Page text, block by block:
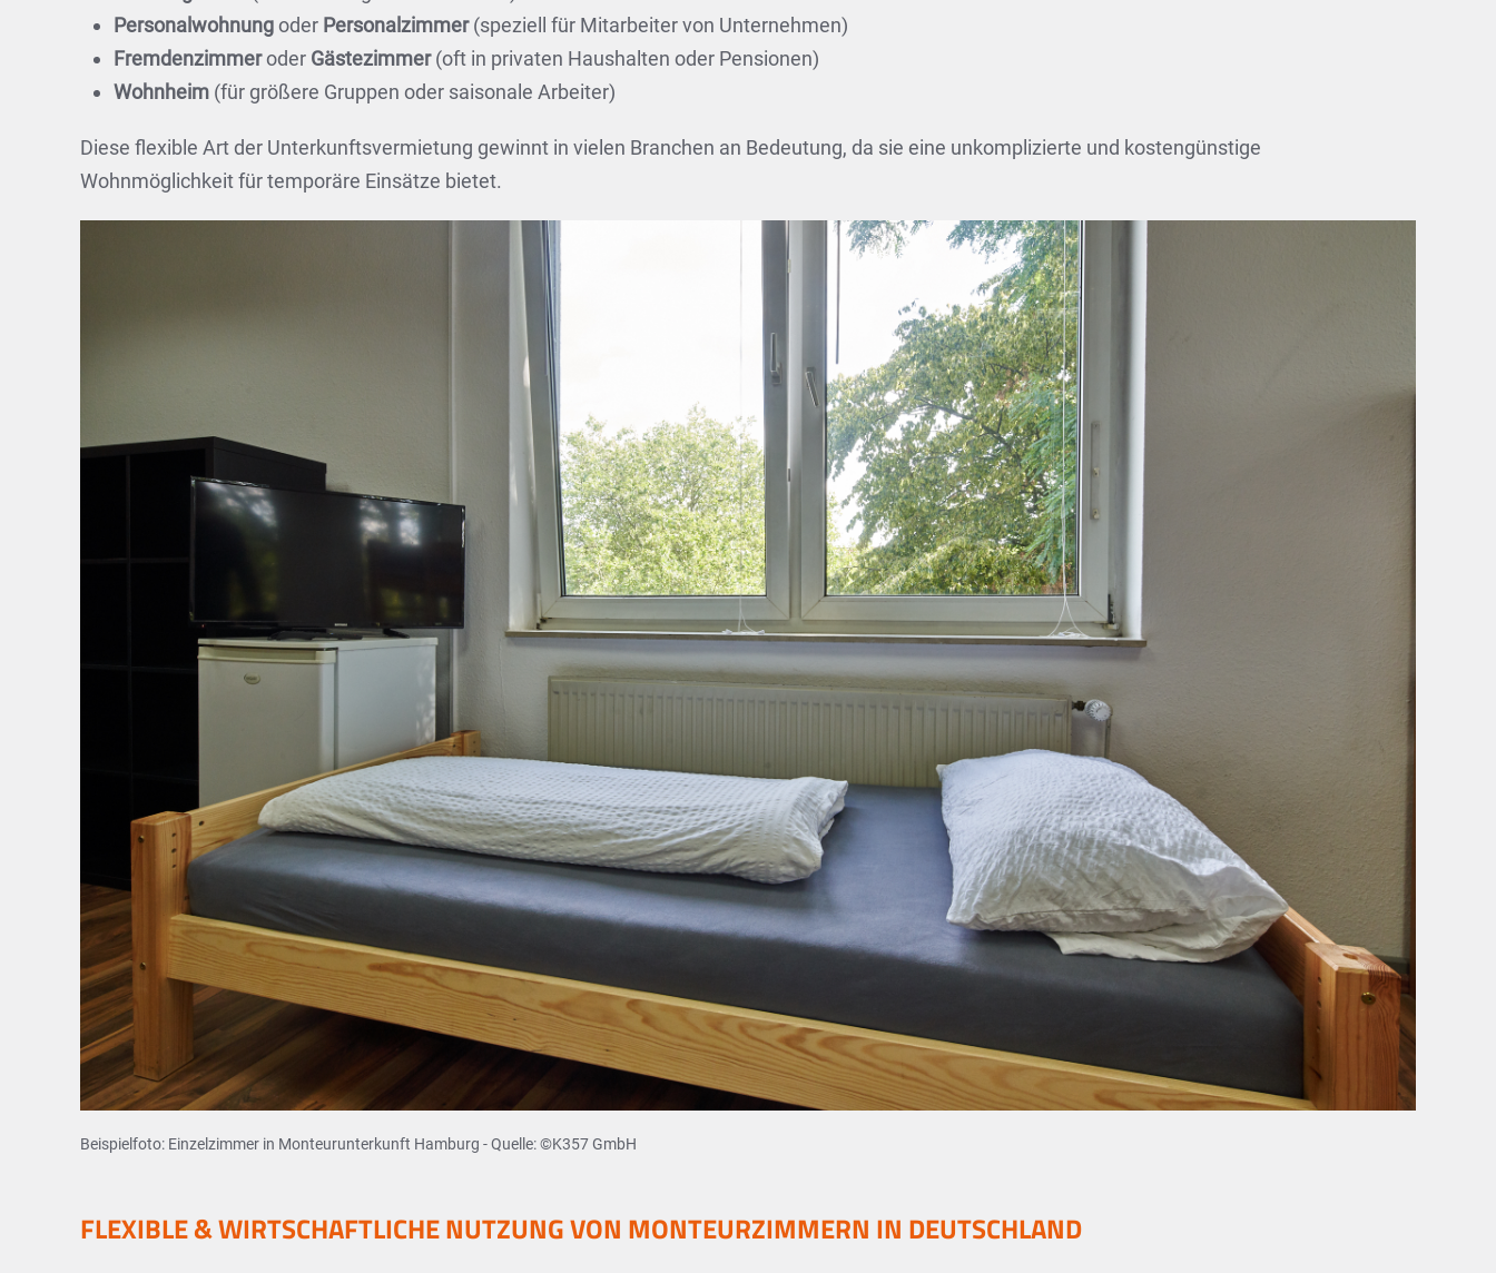
Personalwohnungoder Personalzimmer(speziell für Mitarbeiter von Unternehmen)
Fremdenzimmeroder Gästezimmer(oft in privaten Haushalten oder Pensionen)
Wohnheim (für größere Gruppen oder saisonale Arbeiter)
Diese flexible Art der Unterkunftsvermietung gewinnt in vielen Branchen an Bedeutung, da sie eine unkomplizierte und kostengünstige
Wohnmöglichkeit für temporäre Einsätze bietet.
Beispielfoto: Einzelzimmer in Monteurunterkunft Hamburg - Quelle: ©K357 GmbH
FLEXIBLE & WIRTSCHAFTLICHE NUTZUNG VON MONTEURZIMMERN IN DEUTSCHLAND